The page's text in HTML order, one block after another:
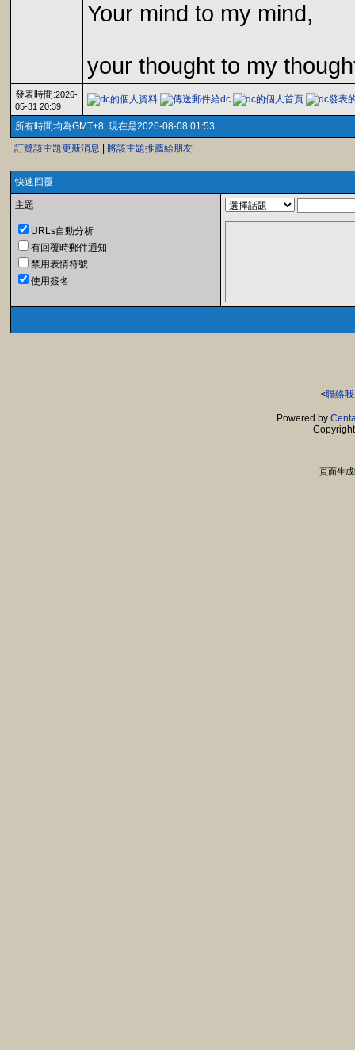
Your mind to my mind,
your thought to my
發表時間:2026-
05-31 20:39
所有時間均為GMT+8, 現在是2026-08-08 01:53
訂覽該主題更新消息
將該主題推薦給朋友
快速回覆
主題
URLs自動分析
有回覆時郵件通知
禁用表情符號
使用簽名
<聯絡
Powered by
頁面生